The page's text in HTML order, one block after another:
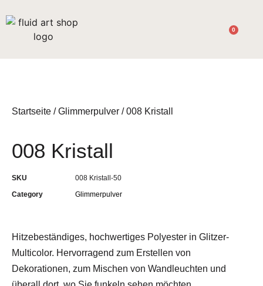
0
Startseite /Glimmerpulver / 008 Kristall
008 Kristall
SKU
008 Kristall-50
Category
Glimmerpulver
Hitzebeständiges, hochwertiges Polyester in Glitzer-
Multicolor. Hervorragend zum Erstellen von
Dekorationen, zum Mischen von Wandleuchten und